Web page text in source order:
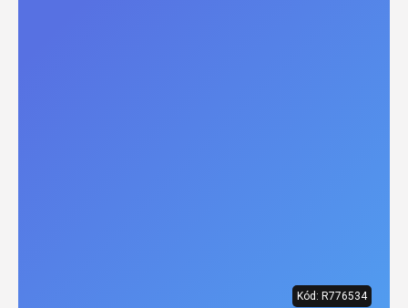
Kód: R776534